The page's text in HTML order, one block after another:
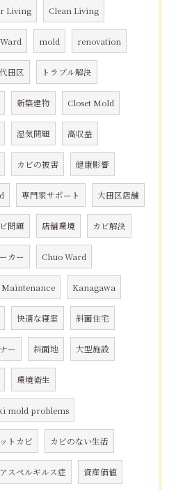
Living Clean Living
mold renovation
田区 トラブル解決
新築建物 Closet Mold
湿気問題 高収益
カビの被害 健康影響
専門家サポート 大田区店舗
問題 店舗環境 カビ解決
カー Chuo Ward
Kanagawa
快適な寝室 斜面住宅
ー 斜面地 大型施設
環境衛生
mold problems
トカビ カビのない生活
スペルギルス症 資産価値